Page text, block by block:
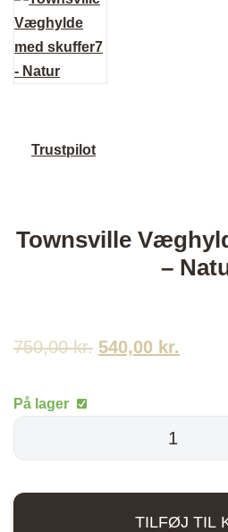
Trustpilot
Townsville
–
750,00kr. Den
750,00 kr..
540,00 kr.
På lager
skuffer
TILFØJ TIL